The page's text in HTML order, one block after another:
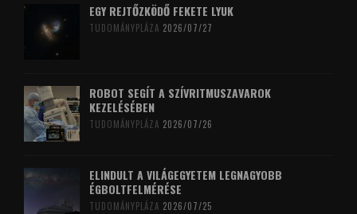
EGY REJTŐZKÖDŐ FEKETE LYUK
TUDOMÁNYPLÁZA 2026/07/27
ROBOT SEGÍT A SZÍVRITMUSZAVAROK
KEZELÉSÉBEN
TUDOMÁNYPLÁZA 2026/07/26
ELINDULT A VILÁGEGYETEM LEGNAGYOBB
ÉGBOLTFELMÉRÉSE
TUDOMÁNYPLÁZA 2026/07/25